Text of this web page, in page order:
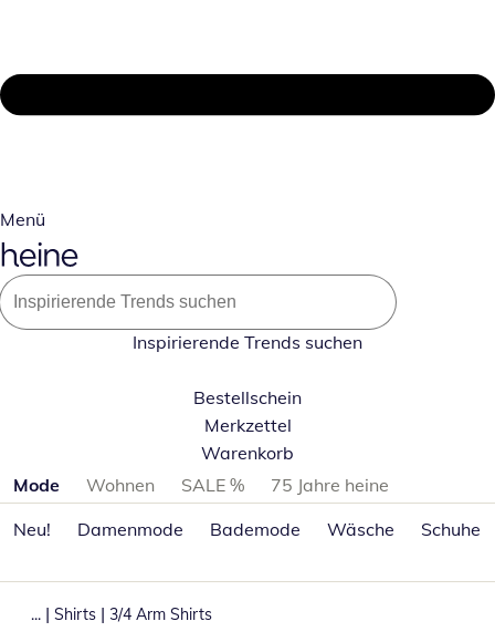
Menü
Inspirierende Trends suchen
Bestellschein
Merkzettel
Warenkorb
Produktkategorien überspringen
Mode Wohnen SALE %
75 Jahre heine
Neu!
Damenmode Bademode Wäsche Schuhe
... | Shirts | 3/4 Arm Shirts